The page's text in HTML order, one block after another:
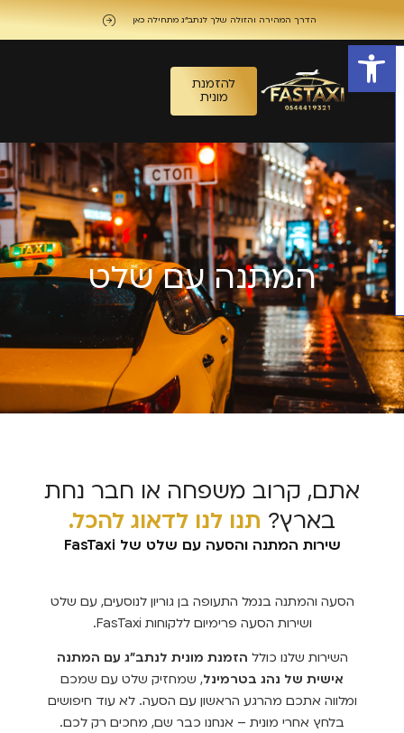
פתח סרגל נגישות
הדרך המהירה והזולה שלך לנתב"ג מתחילה כאן
להזמנת
מונית
המתנה עם שלט
אתם, קרוב משפחה או חבר נחת
בארץ?תנו לנו לדאוג להכל.
שירות המתנה והסעה עם שלט של FasTaxi
הסעה והמתנה בנמל התעופה בן גוריון לנוסעים, עם שלט
ושירות הסעה פרימיום ללקוחות FasTaxi.
השירות שלנו כוללהזמנת מונית לנתב"ג עם המתנה
אישית של נהג בטרמינל, שמחזיק שלט עם שמכם
ומלווה אתכם מהרגע הראשון עם הסעה. לא עוד חיפושים
בלחץ אחרי מונית – אנחנו כבר שם, מחכים רק לכם.